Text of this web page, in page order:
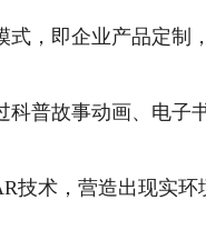
即企业产品定制
故事动画、电子
术，营造出现实环